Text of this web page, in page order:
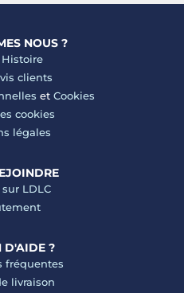
NOUS ?
clients
et Cookies
cookies
légales
LDLC
D'AIDE ?
fréquentes
livraison